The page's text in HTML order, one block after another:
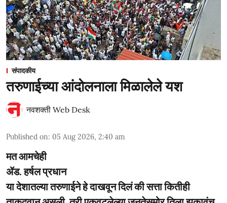
संपादकीय
तरुणाईच्या आंदोलनाला मिळालेले यश
नवशक्ती Web Desk
Published on: 05 Aug 2026, 2:40 am
मत आमचेही
ॲड. हर्षल प्रधान
या देशातल्या तरुणाईने हे दाखवून दिलं की सत्ता कितीही